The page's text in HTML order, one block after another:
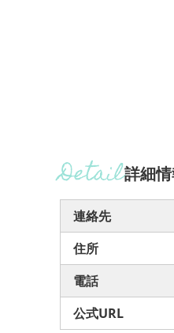
詳細
連絡先
住所
電話
公式URL